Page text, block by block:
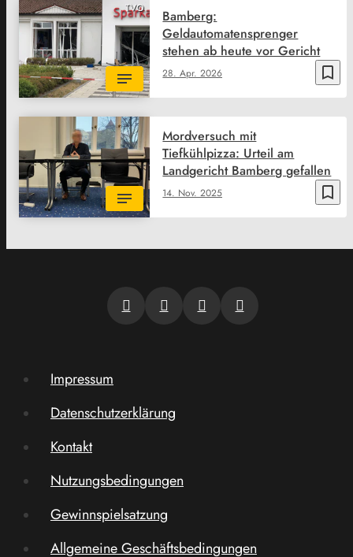
TVO
bookmark_border
28. Apr. 2026
Bamberg:
Geldautomatensprenger
stehen ab heute vor Gericht
bookmark_border
14. Nov. 2025
Mordversuch mit
Tiefkühlpizza: Urteil am
Landgericht Bamberg gefallen
Impressum
Datenschutzerklärung
Kontakt
Nutzungsbedingungen
Gewinnspielsatzung
Allgemeine Geschäftsbedingungen